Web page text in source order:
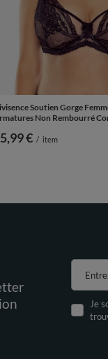
Soutien Gorge
Non Rembourré
€ / item
Je